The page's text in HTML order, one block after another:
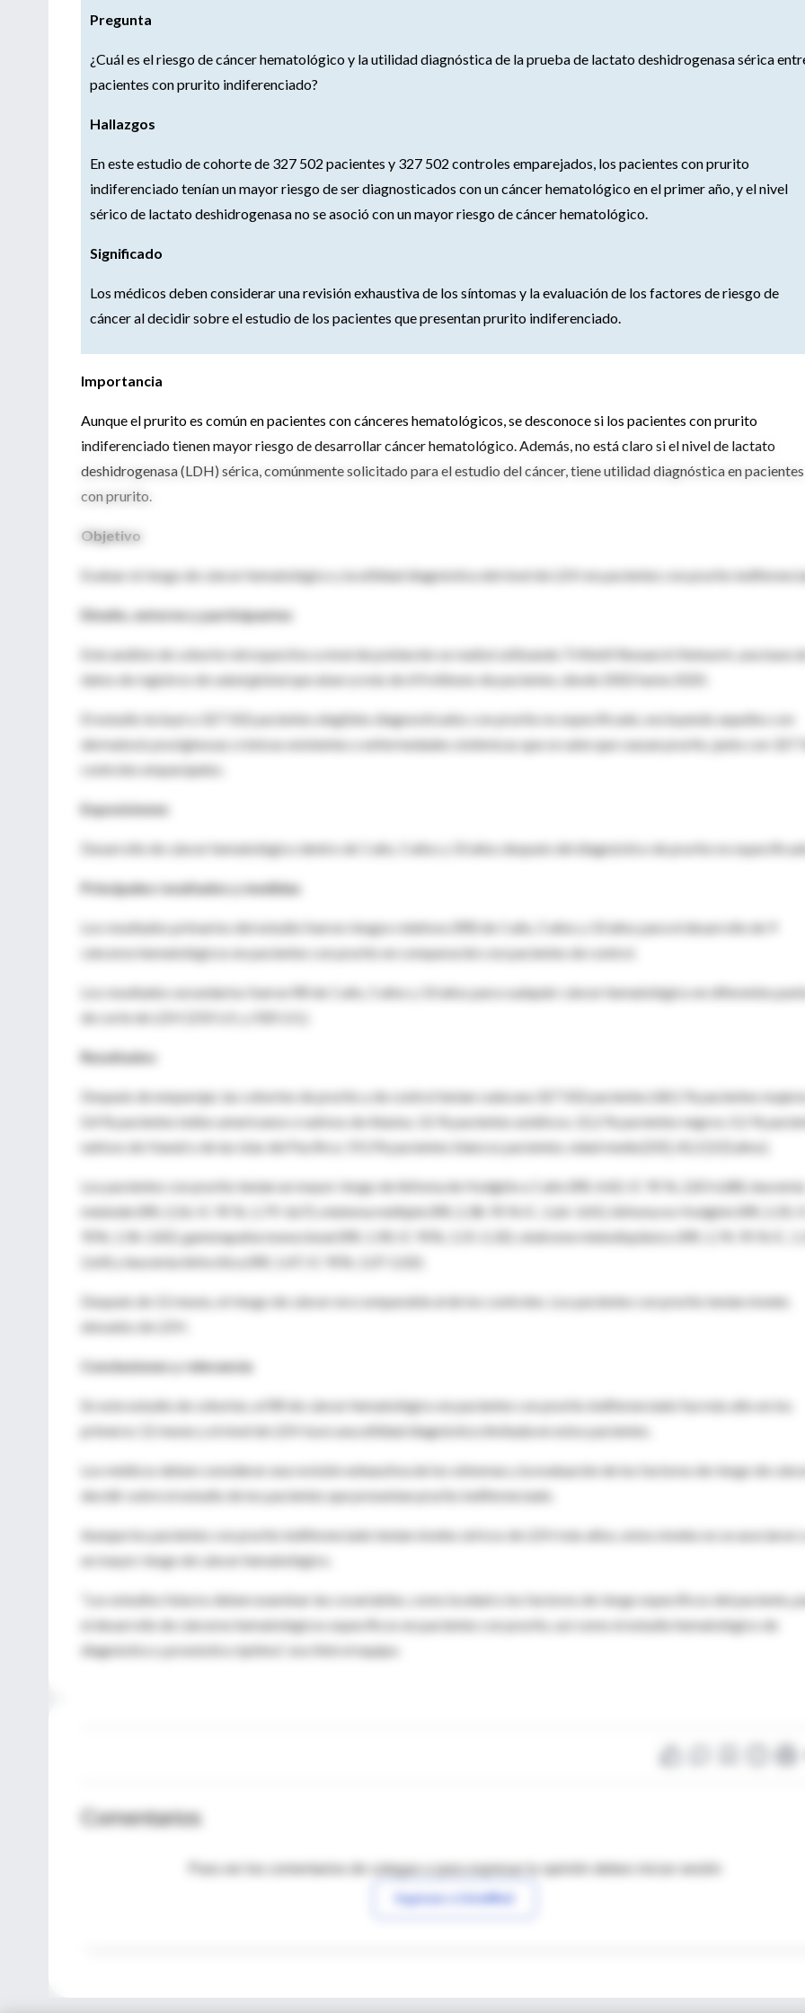
Pregunta
¿Cuál es el riesgo de cáncer hematológico y la utilidad diagnóstica de la prueba de lactato deshidrogenasa sérica
pacientes con prurito indiferenciado?
Hallazgos
En este estudio de cohorte de 327 502 pacientes y 327 502 controles emparejados, los pacientes con prurito
indiferenciado tenían un mayor riesgo de ser diagnosticados con un cáncer hematológico en el primer año, y el nivel
sérico de lactato deshidrogenasa no se asoció con un mayor riesgo de cáncer hematológico.
Significado
Los médicos deben considerar una revisión exhaustiva de los síntomas y la evaluación de los factores de riesgo de
cáncer al decidir sobre el estudio de los pacientes que presentan prurito indiferenciado.
Importancia
Aunque el prurito es común en pacientes con cánceres hematológicos, se desconoce si los pacientes con prurito
indiferenciado tienen mayor riesgo de desarrollar cáncer hematológico. Además, no está claro si el nivel de lactato
deshidrogenasa (LDH) sérica, comúnmente solicitado para el estudio del cáncer, tiene utilidad diagnóstica en pacientes
con prurito.
Objetivo
Evaluar el riesgo de cáncer hematológico y la utilidad diagnóstica del nivel de LDH en pacientes con prurito
Diseño, entorno y participantes
Este análisis de cohorte retrospectivo a nivel de población se realizó utilizando TriNetX Research Network, una base
datos de registros de salud global que abarca más de 69 millones de pacientes, desde 2002 hasta 2020.
El estudio incluyó a 327 502 pacientes elegibles diagnosticados con prurito no especificado, excluyendo aquellos con
dermatosis pruriginosas crónicas existentes o enfermedades sistémicas que se sabe que causan prurito, junto con 327
controles emparejados.
Exposiciones
Desarrollo de cáncer hematológico dentro de 1 año, 5 años y 10 años después del diagnóstico de prurito no
Principales resultados y medidas
Los resultados primarios del estudio fueron riesgos relativos (RR) de 1 año, 5 años y 10 años para el desarrollo de 9
cánceres hematológicos en pacientes con prurito en comparación con pacientes de control.
Los resultados secundarios fueron RR de 1 año, 5 años y 10 años para cualquier cáncer hematológico en diferentes
de corte de LDH (250 U/L y 500 U/L).
Resultados
Después de emparejar, las cohortes de prurito y de control tenían cada una 327 502 pacientes (68,1 % pacientes
0,4 % pacientes indios americanos o nativos de Alaska; 3,5 % pacientes asiáticos; 22,2 % pacientes negros; 0,1 %
nativos de Hawái o de las islas del Pacífico; 59,3 % pacientes blancos pacientes; edad media [DE], 42,2 [22] años).
Los pacientes con prurito tenían un mayor riesgo de linfoma de Hodgkin a 1 año (RR, 4,42; IC 95 %, 2,83-6,88), leucemia
mieloide (RR, 2,56; IC 95 %, 1,79-3,67), mieloma múltiple (RR, 2,38; 95 % IC, 1,66-3,41), linfoma no Hodgkin (RR, 2,35;
95%, 1,96-2,82), gammapatía monoclonal (RR, 1,90; IC 95%, 1,55-2,32), síndrome mielodisplásico (RR, 1,74; 95 % IC,
2,64) y leucemia linfocítica (RR, 1,47; IC 95%, 1,07-2,02).
Después de 12 meses, el riesgo de cáncer era comparable al de los controles. Los pacientes con prurito tenían niveles
elevados de LDH.
Conclusiones y relevancia
En este estudio de cohortes, el RR de cáncer hematológico en pacientes con prurito indiferenciado fue más alto en los
primeros 12 meses y el nivel de LDH tuvo una utilidad diagnóstica limitada en estos pacientes.
Los médicos deben considerar una revisión exhaustiva de los síntomas y la evaluación de los factores de riesgo de
decidir sobre el estudio de los pacientes que presentan prurito indiferenciado.
Aunque los pacientes con prurito indiferenciado tenían niveles séricos de LDH más altos, estos niveles no se asociaron
un mayor riesgo de cáncer hematológico.
“Los estudios futuros deben examinar las covariables, como la edad o los factores de riesgo específicos del paciente,
el desarrollo de cánceres hematológicos específicos en pacientes con prurito, así como el estudio hematológico de
diagnóstico y pronóstico óptimo”, escribió el equipo.
Comentarios
Para ver los comentarios de colegas o para expresar tu opinión debes iniciar sesión
Ingresar a IntraMed